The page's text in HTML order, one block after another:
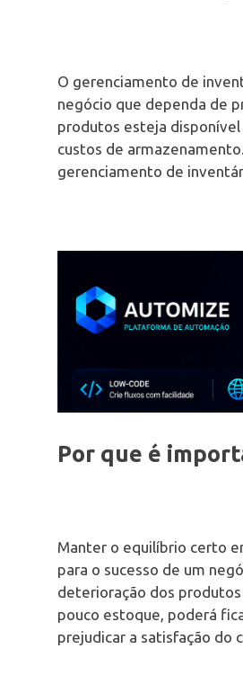
O gerenciamento de
negócio que dependa de
produtos esteja
custos de
gerenciamento de
Por que é
Manter o equilíbrio certo
para o sucesso de um
deterioração dos
pouco estoque, poderá
prejudicar a satisfação do